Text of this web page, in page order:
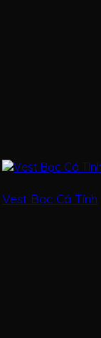
Vest Bạc Cá Tính